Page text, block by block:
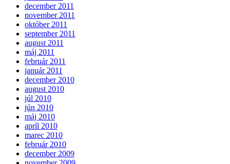
december 2011
november 2011
október 2011
september 2011
august 2011
máj 2011
február 2011
január 2011
december 2010
august 2010
júl 2010
jún 2010
máj 2010
apríl 2010
marec 2010
február 2010
december 2009